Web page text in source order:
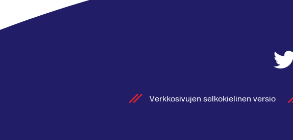
Verkkosivujen selkokielinen versio